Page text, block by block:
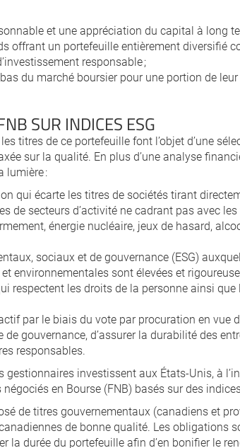
et une appréciation du capital à long
offrant un portefeuille entièrement diversifié
responsable ;
du marché boursier pour une portion de
SUR INDICES ESG
titres de ce portefeuille font l’objet d’une
sur la qualité. En plus d’une analyse
lumière :
qui écarte les titres de sociétés tirant
de secteurs d’activité ne cadrant pas avec
énergie nucléaire, jeux de hasard,
sociaux et de gouvernance (ESG)
environnementales sont élevées et
respectent les droits de la personne ainsi
par le biais du vote par procuration en vue
gouvernance, d’assurer la durabilité des
responsables.
gestionnaires investissent aux États-Unis, à
en Bourse (FNB) basés sur des
de titres gouvernementaux (canadiens et
de bonne qualité. Les obligations
la durée du portefeuille afin d’en bonifier le